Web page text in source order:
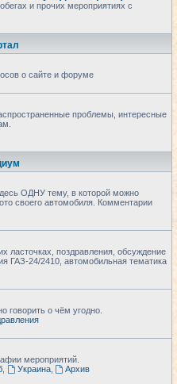
и прочих мероприятиях с
о сайте и форуме
проблемы, интересные
ОДНУ тему, в которой можно
своего автомобиля. Комментарии
ласточках, поздравления, обсуждение
ГАЗ-24/2410, автомобильная тематика
о чём угодно.
мероприятий.
, Украина,
Архив